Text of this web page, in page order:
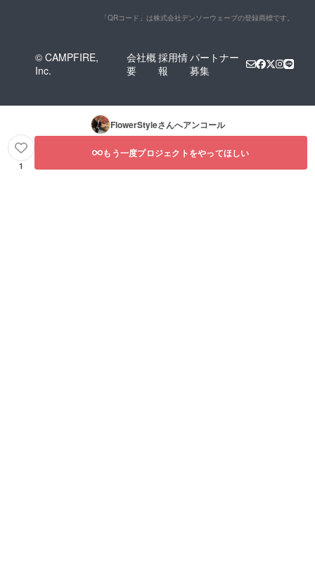
「QRコード」は株式会社デンソーウェーブの登録商標です。
© CAMPFIRE,
Inc.
会社概
要
採用情
報
パートナー
募集
FlowerStyleさんへアンコール
1
もう一度プロジェクトをやってほしい